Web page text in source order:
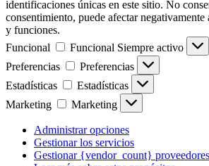
identificaciones únicas en este sitio. No
consentimiento, puede afectar negativamente
y funciones.
Funcional
Funcional Siempre activo
Preferencias
Preferencias
Estadísticas
Estadísticas
Marketing
Marketing
Administrar opciones
Gestionar los servicios
Gestionar {vendor_count} proveedores